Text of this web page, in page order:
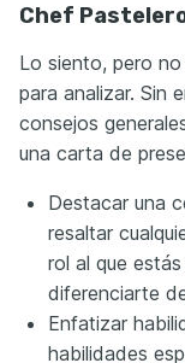
Chef
Lo siento, pero
para analizar. Sin
consejos
una carta de
Destacar una
resaltar
rol al que
diferenciarte
Enfatizar
habilidades